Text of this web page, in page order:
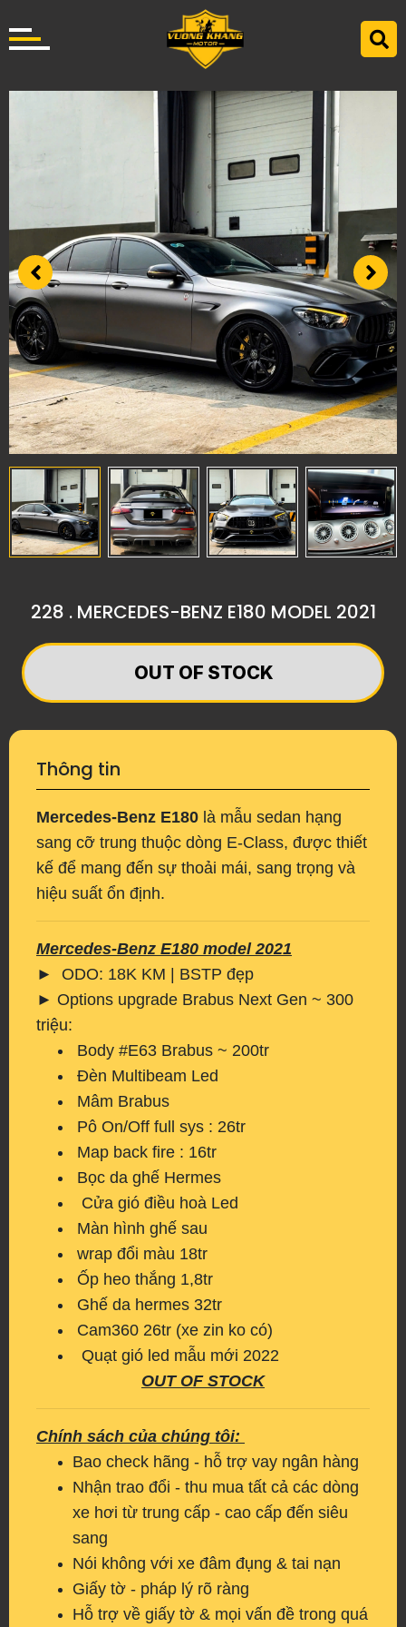
228 . MERCEDES-BENZ E180 MODEL 2021
OUT OF STOCK
Thông tin
Mercedes-Benz E180 là mẫu sedan hạng
sang cỡ trung thuộc dòng E-Class, được thiết
kế để mang đến sự thoải mái, sang trọng và
hiệu suất ổn định.
Mercedes-Benz E180 model 2021
► ODO: 18K KM | BSTP đẹp
► Options upgrade Brabus Next Gen ~ 300
triệu:
Body #E63 Brabus ~ 200tr
Đèn Multibeam Led
Mâm Brabus
Pô On/Off full sys : 26tr
Map back fire : 16tr
Bọc da ghế Hermes
Cửa gió điều hoà Led
Màn hình ghế sau
wrap đổi màu 18tr
Ốp heo thắng 1,8tr
Ghế da hermes 32tr
Cam360 26tr (xe zin ko có)
Quạt gió led mẫu mới 2022
OUT OF STOCK
Chính sách của chúng tôi:
Bao check hãng - hỗ trợ vay ngân hàng
Nhận trao đổi - thu mua tất cả các dòng
xe hơi từ trung cấp - cao cấp đến siêu
sang
Nói không với xe đâm đụng & tai nạn
Giấy tờ - pháp lý rõ ràng
Hỗ trợ về giấy tờ & mọi vấn đề trong quá